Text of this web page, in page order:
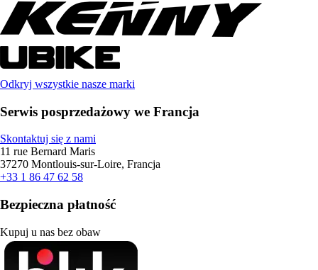
Odkryj wszystkie nasze marki
Serwis posprzedażowy we Francja
Skontaktuj się z nami
11 rue Bernard Maris
37270 Montlouis-sur-Loire, Francja
+33 1 86 47 62 58
Bezpieczna płatność
Kupuj u nas bez obaw